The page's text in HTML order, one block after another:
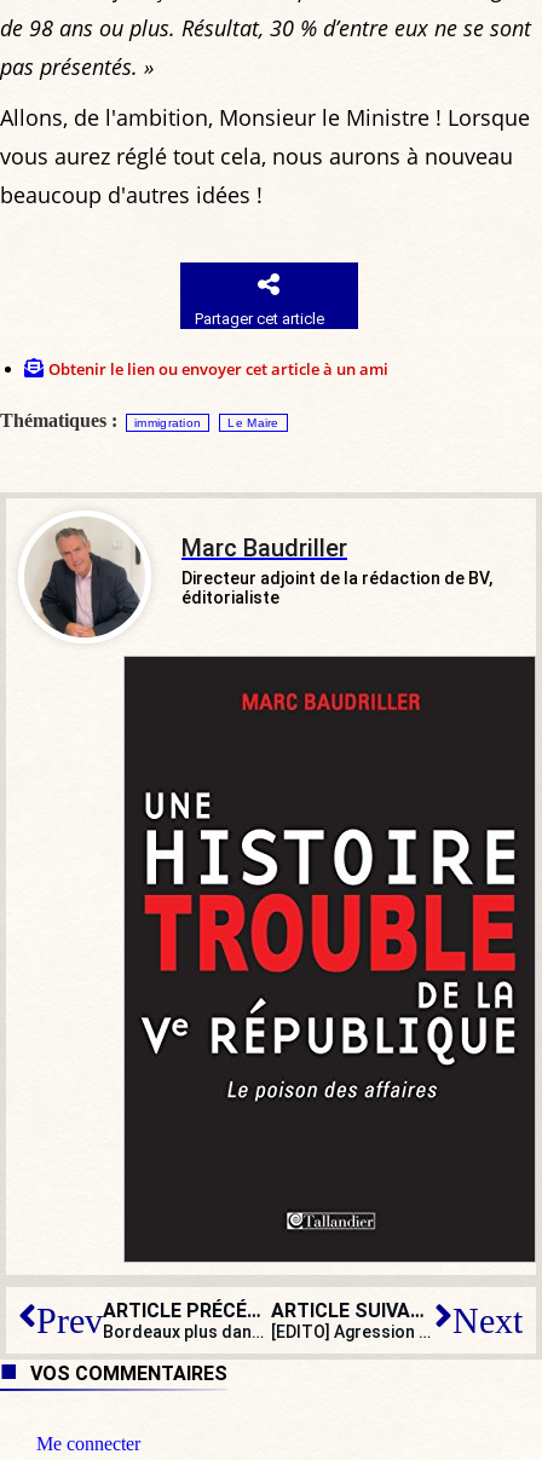
de 98 ans ou plus. Résultat, 30 % d’entre eux ne se sont
pas présentés. »
Allons, de l'ambition, Monsieur le Ministre ! Lorsque
vous aurez réglé tout cela, nous aurons à nouveau
beaucoup d'autres idées !
Partager cet article
Obtenir le lien ou envoyer cet article à un ami
Thématiques : immigration Le Maire
Marc Baudriller
Directeur adjoint de la rédaction de BV,
éditorialiste
Prev ARTICLE PRÉCÉDENT
Bordeaux plus dangereux que Marseille ? Qu’est devenu le « port de la Lune »…
ARTICLE SUIVANT
[EDITO] Agression de Bordeaux : les questions qu’il ne faut surtout pas poser Next
VOS COMMENTAIRES
Me connecter